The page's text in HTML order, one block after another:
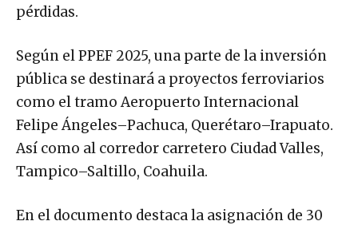
pérdidas.
Según el PPEF 2025, una parte de la inversión
pública se destinará a proyectos ferroviarios
como el tramo Aeropuerto Internacional
Felipe Ángeles–Pachuca, Querétaro–Irapuato.
Así como al corredor carretero Ciudad Valles,
Tampico–Saltillo, Coahuila.
En el documento destaca la asignación de 30